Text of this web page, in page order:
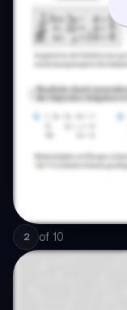
2 of 10